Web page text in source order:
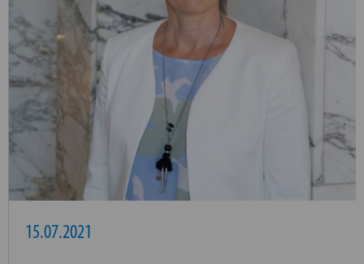
15.07.2021